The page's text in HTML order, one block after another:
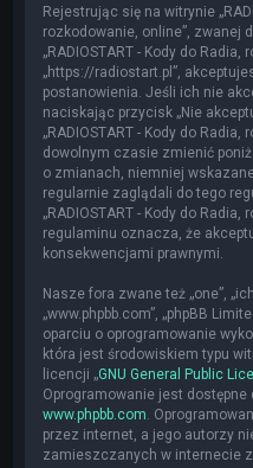
Rejestrując się na witrynie
rozkodowanie, online”, zwanej
„RADIOSTART - Kody do Radia,
„https://radiostart.pl”,
postanowienia. Jeśli ich nie
naciskając przycisk „Nie
„RADIOSTART - Kody do
dowolnym czasie zmienić
o zmianach, niemniej
regularnie zaglądali do tego
„RADIOSTART - Kody do
regulaminu oznacza, że
konsekwencjami prawnymi.
Nasze fora zwane też „one”,
„www.phpbb.com”, „phpBB
oparciu o oprogramowanie
która jest środowiskiem typu
licencji „GNU General Public
Oprogramowanie jest dostępne
www.phpbb.com .
przez internet, a jego autorzy
zamieszczanych w internecie